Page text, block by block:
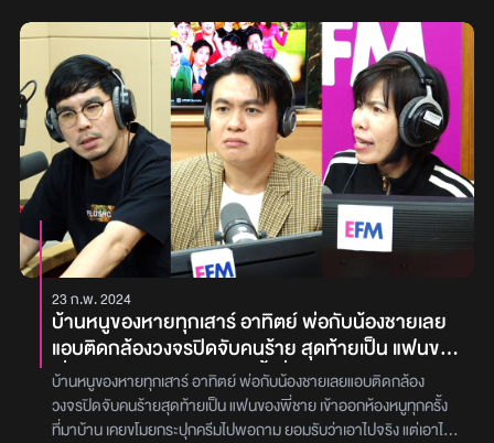
เพราะหนูรักเขามากๆเลยค่ะ’ โดย “ดีเจเผือก” ได้ให้คำปรึกษาว่า ‘ถ้า
ถามว่าจะทำยังไงให้รอด ถ้าเรารักกันมากพอ มันก็มีเปอร์เซ็นต์รอดอยู่
เเล้ว เเต่สิ่งที่พี่คิดว่าอาจจะทำให้ไปไม่รอดคือ เรายังเด็กกันอยู่ เเล้วยิ่ง
ต้องห่างกันในเรื่องของสถานที่เเบบนี้ อาจจะมีใครสักคนนึงที่เกิดการไขว้
เขวได้ จนทำให้ความสัมพันธ์นี้เเย่ลง ยิ่งถ้าใครสักคนนึงไปเจอกับคนที่อยู่
ใกล้กว่าที่สามารถดูเเลกันได้ ก็อาจจะทำให้เริ่มลังเลใจได้ เเต่สิ่งที่สำคัญ
สำหรับความสัมพันธ์พี่คิดว่าเรื่องจังหวะ เวลา ก็เป็นสิ่งที่สำคัญ เเต่ถ้า
น้ำรักคนนี้มากๆจริงก็จงเชื่อมั่นไว้ว่าเราต้องทำความสัมพันธ์นี้ให้ไปรอด
ให้ได้ เเต่ไม่ใช่ว่าน้ำต้องทำทุกอย่างคนเดียว เเฟนน้ำก็ต้องพยายาม
ประคองความสัมพันธ์นี้ไปด้วยกัน ต่อมา “ดีเจเติ้ล” ได้ให้คำปรึกษาว่า
‘ในฐานะที่พี่ก็มีรักทางไกลมาเยอะมาก เเล้วพี่ก็ไม่รอดจากรักทางไกล
เเต่พี่อยากจะตอบคำถามของน้ำว่า พี่ว่าน้ำไปกันรอดในความสัมพันธ์นี้
ได้ ถ้าทั้งตัวของน้ำเเละเเฟน มีเป้าหมายเดียวกัน ว่าจะทำความสัมพันธ์
ให้รอดไปด้วยกัน เเค่ทั้งคู่ต้องจริงใจต่อกัน ซื่อสัตย์ต่อกันเเละรักกัน
จริงๆ เเละพี่ก็เชื่อว่าถ้าทั้ง 2 คน มั่นใจต่อกัน พี่ว่ายังไงก็ไปกันรอด’ ต่อ
มา “ดีเจพี่อ้อย” ได้ให้คำปรึกษาว่า ‘พี่เป็นคนที่เชื่อว่ารักทางไกลมันไม่
รอดนะตั้งเเต่เเรกเลยด้วยซ้ำ พี่เลยพูดตั้งเเต่วันเเรกว่า เเค่ไหนเเค่นั้นนะ
ถึงกล้าหัวเราะ? “คุณแอน (นามสมมติ)” อายุ 34 ปี สายที่หนึ่งใน
รายการ พุธทอล์ค พุธโทร เมื่อคืนวันพุธที่ผ่านมา [30 เม.ย. 68] ได้โทร
เข้ามาปรึกษา “ดีเจเผือก – ดีเจเติ้ล – ดีเจอ้อย” เกี่ยวกับปัญหาการสูญ
เสียคนในครอบครัว โดย “คุณแอน (นามสมมติ)” เล่าว่า ‘เมื่อเดือน
ธันวาคมที่ผ่านมา มีแพลนจะกลับบ้านที่ต่างจังหวัด เรามีลูกอยู่ 3 คน
คนกลางเป็นผู้ชาย ส่วน 2 คนที่เหลือเป็นผู้หญิง ก็กลับต่างจังหวัดกันแค่
2 คน คือคนกลางกับคนเล็ก และมีน้ากับหลานชายอีกคนหนึ่ง กลับเมื่อวัน
ที่ 27 ธันวาคม ไปถึงต่างจังหวัดประมาณวันที่ 28 ธันวาคม ตอนเช้า ลูก
คนกลางกับหลานก็เตรียมเบ็ดไปด้วยเพื่อจะไปตกปลากัน เราก็บอกว่า
“อย่าเพิ่งไปตกปลานะ น้ำมันลึก เดี๋ยวแม่จะพาไปตอนเย็น” แต่พวกเขาก็
พากันไป เราก็ไม่ว่าอะไรเพราะว่าไปแค่ใกล้ ๆ ทีนี้ยายก็ไปตามกลับมาร
อบนึงแล้ว แล้วทีนี้พวกเขาก็จะไปเล่นกันฝั่งบ้านญาติ ซึ่งยายจะพาไป
เราเลยบอกว่า “งั้นแม่ขอนอนก่อนแป๊บนึงนะ” ลูกก็ไปกัน เราก็นอนอยู่บน
บ้านกับน้า นอนไม่ถึง 20 นาทีก็ได้ยินเสียงมีคนตะโกนบอกว่า “เด็กจม
น้ำ! เด็กจมน้ำ!” เราได้ยินแค่นั้นก็รีบลงบ้านมา แล้วในใจเราก็คิดว่า
“อย่าเป็นลูกกับหลานเรานะ” พอเราไปถึง เราก็เห็นหลานลอยอยู่ แต่
ตอนนั้นเราไม่เห็นลูกเรา เราเห็นแต่หลาน ในใจเราก็คิดว่าลูกเราอาจจะไม่
ได้อยู่ในน้ำก็ได้ ทีนี้เราก็กระโดดลงไป เราเห็นหลานยังดิ้นอยู่เลย เราก็
23 ก.พ. 2024
บ้านหนูของหายทุกเสาร์ อาทิตย์ พ่อกับน้องชายเลย
แอบติดกล้องวงจรปิดจับคนร้าย สุดท้ายเป็น แฟนของ
พี่ชาย เข้าออกห้องหนูทุกครั้งที่มาบ้าน เคยขโมย
กระปุกครีมไป พอถาม ยอมรับว่าเอาไปจริง แต่เอาไป
ทิ้งเพราะไม่ชอบหนู
​บ้านหนูของหายทุกเสาร์ อาทิตย์ พ่อกับน้องชายเลยแอบติดกล้อง
วงจรปิดจับคนร้ายสุดท้ายเป็น แฟนของพี่ชาย เข้าออกห้องหนูทุกครั้ง
ที่มาบ้าน เคยขโมยกระปุกครีมไปพอถาม ยอมรับว่าเอาไปจริง แต่เอาไป